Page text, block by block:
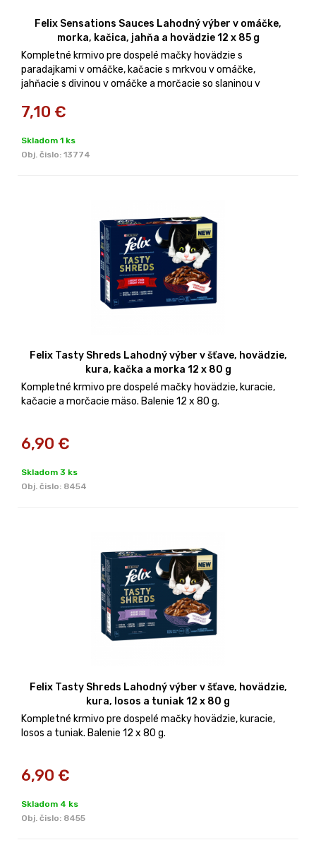
Felix Sensations Sauces Lahodný výber v omáčke,
morka, kačica, jahňa a hovädzie 12 x 85 g
Kompletné krmivo pre dospelé mačky hovädzie s
paradajkami v omáčke, kačacie s mrkvou v omáčke,
jahňacie s divinou v omáčke a morčacie so slaninou v
7,10 €
Skladom 1 ks
Obj. čislo: 13774
Felix Tasty Shreds Lahodný výber v šťave, hovädzie,
kura, kačka a morka 12 x 80 g
Kompletné krmivo pre dospelé mačky hovädzie, kuracie,
kačacie a morčacie mäso. Balenie 12 x 80 g.
6,90 €
Skladom 3 ks
Obj. čislo: 8454
Felix Tasty Shreds Lahodný výber v šťave, hovädzie,
kura, losos a tuniak 12 x 80 g
Kompletné krmivo pre dospelé mačky hovädzie, kuracie,
losos a tuniak. Balenie 12 x 80 g.
6,90 €
Skladom 4 ks
Obj. čislo: 8455